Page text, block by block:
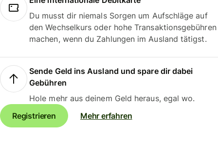
Du musst dir niemals Sorgen um Aufschläge auf
den Wechselkurs oder hohe Transaktionsgebühren
machen, wenn du Zahlungen im Ausland tätigst.
Sende Geld ins Ausland und spare dir dabei
Gebühren
Hole mehr aus deinem Geld heraus, egal wo.
Registrieren
Mehr erfahren